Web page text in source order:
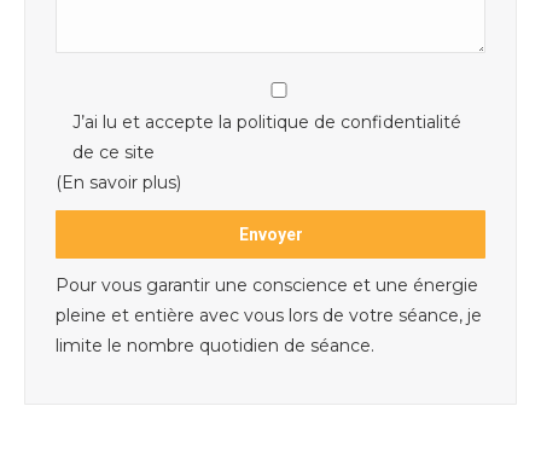
J’ai lu et accepte la politique de confidentialité
de ce site
(En savoir plus)
Pour vous garantir une conscience et une énergie
pleine et entière avec vous lors de votre séance, je
limite le nombre quotidien de séance.